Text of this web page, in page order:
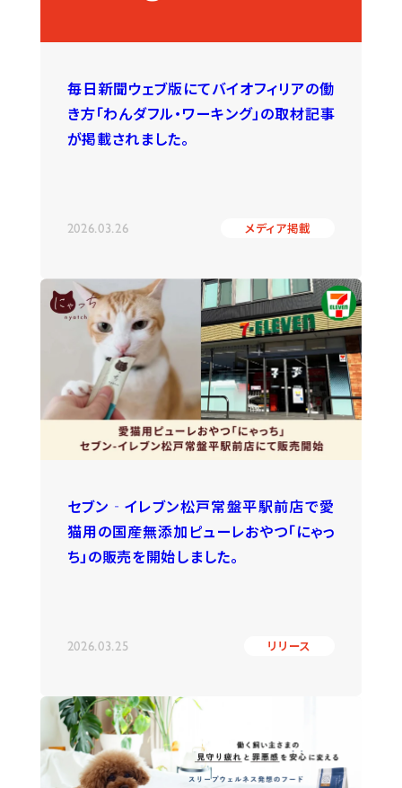
毎日新聞ウェブ版にてバイオフィリアの働
き方「わんダフル・ワーキング」の取材記事
が掲載されました。
2026.03.26 メディア掲載
セブン‐イレブン松戸常盤平駅前店で愛
猫用の国産無添加ピューレおやつ「にゃっ
ち」の販売を開始しました。
2026.03.25 リリース